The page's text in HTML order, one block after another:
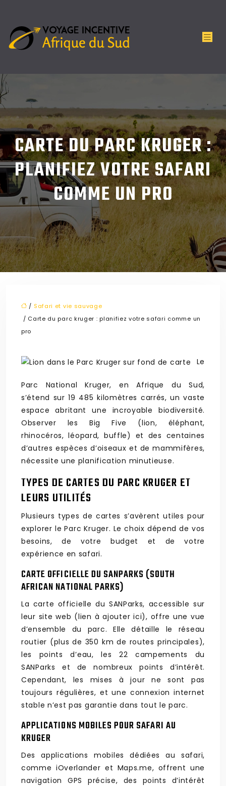
CARTE DU PARC KRUGER :
PLANIFIEZ VOTRE SAFARI
COMME UN PRO
/ Safari et vie sauvage
/ Carte du parc kruger : planifiez votre safari comme un
pro
Le
Parc National Kruger, en Afrique du Sud,
s’étend sur 19 485 kilomètres carrés, un vaste
espace abritant une incroyable biodiversité.
Observer les Big Five (lion, éléphant,
rhinocéros, léopard, buffle) et des centaines
d’autres espèces d’oiseaux et de mammifères,
nécessite une planification minutieuse.
TYPES DE CARTES DU PARC KRUGER ET
LEURS UTILITÉS
Plusieurs types de cartes s’avèrent utiles pour
explorer le Parc Kruger. Le choix dépend de vos
besoins, de votre budget et de votre
expérience en safari.
CARTE OFFICIELLE DU SANPARKS (SOUTH
AFRICAN NATIONAL PARKS)
La carte officielle du SANParks, accessible sur
leur site web (lien à ajouter ici), offre une vue
d’ensemble du parc. Elle détaille le réseau
routier (plus de 350 km de routes principales),
les points d’eau, les 22 campements du
SANParks et de nombreux points d’intérêt.
Cependant, les mises à jour ne sont pas
toujours régulières, et une connexion internet
stable n’est pas garantie dans tout le parc.
APPLICATIONS MOBILES POUR SAFARI AU
KRUGER
Des applications mobiles dédiées au safari,
comme iOverlander et Maps.me, offrent une
navigation GPS précise, des points d’intérêt